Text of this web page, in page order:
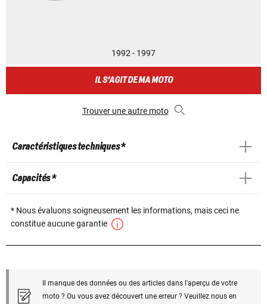
1992 - 1997
IL S'AGIT DE MA MOTO
Trouver une autre moto
Caractéristiques techniques *
Capacités *
* Nous évaluons soigneusement les informations, mais ceci ne
constitue aucune garantie
Il manque des données ou des articles dans l'aperçu de votre
moto ? Ou vous avez découvert une erreur ? Veuillez nous en